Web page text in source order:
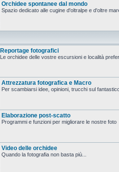
Orchidee spontanee dal mondo
Spazio dedicato alle cugine d'oltralpe e d'oltre
Reportage fotografici
Le orchidee delle vostre escursioni e località
Attrezzatura fotografica e Macro
Per scambiarsi idee, opinioni, trucchi sul
Elaborazione post-scatto
Programmi e funzioni per migliorare le nostre foto
Video delle orchidee
Quando la fotografia non basta più...